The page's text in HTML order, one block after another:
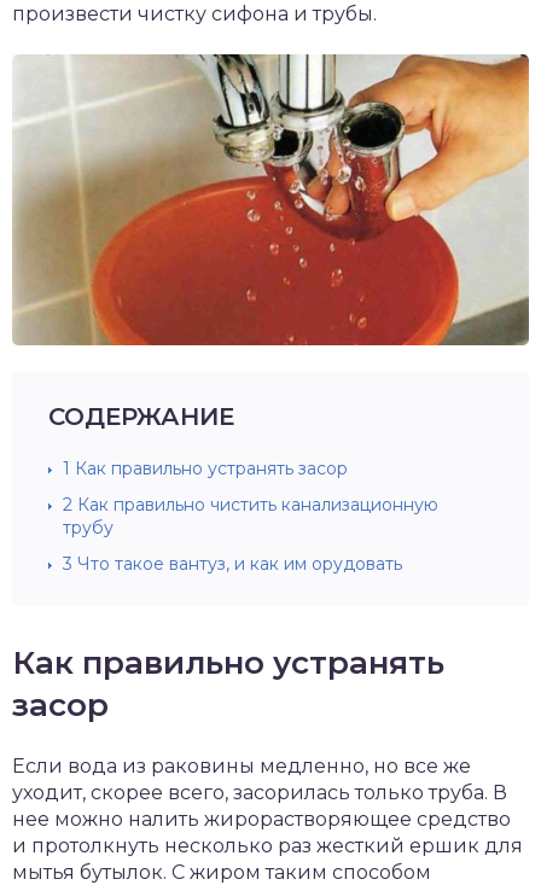
произвести чистку сифона и трубы.
СОДЕРЖАНИЕ
1 Как правильно устранять засор
2 Как правильно чистить канализационную
трубу
3 Что такое вантуз, и как им орудовать
Как правильно устранять
засор
Если вода из раковины медленно, но все же
уходит, скорее всего, засорилась только труба. В
нее можно налить жирорастворяющее средство
и протолкнуть несколько раз жесткий ершик для
мытья бутылок. С жиром таким способом